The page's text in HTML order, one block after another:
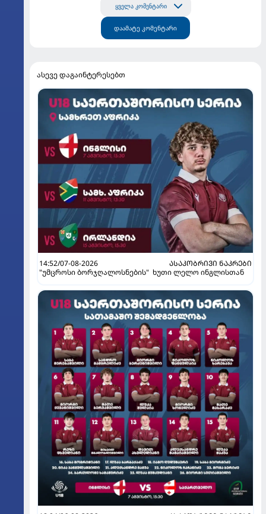
ყველა კომენტარი
დაამატე კომენტარი
ასევე დაგაინტერესებთ
14:52/07-08-2026
ᲐᲡᲐᲙᲝᲑᲠᲘᲕᲘ ᲜᲐᲙᲠᲔᲑᲘ
"უმცროსი ბორჯღალოსნების" ხუთი ლელო ინგლისთან